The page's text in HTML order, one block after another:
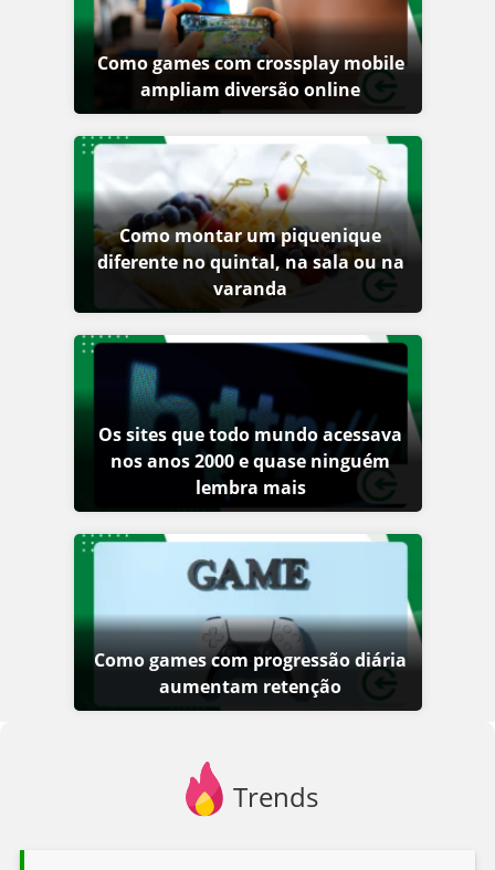
Como games com crossplay mobile
ampliam diversão online
Como montar um piquenique
diferente no quintal, na sala ou na
varanda
Os sites que todo mundo acessava
nos anos 2000 e quase ninguém
lembra mais
Como games com progressão diária
aumentam retenção
Trends